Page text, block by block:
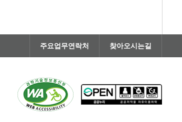
주요업무연락처 찾아오시는길